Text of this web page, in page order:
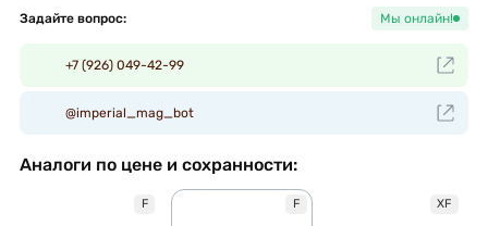
Задайте вопрос: Мы онлайн!
+7 (926) 049-42-99
@imperial_mag_bot
Аналоги по цене и сохранности:
F F XF